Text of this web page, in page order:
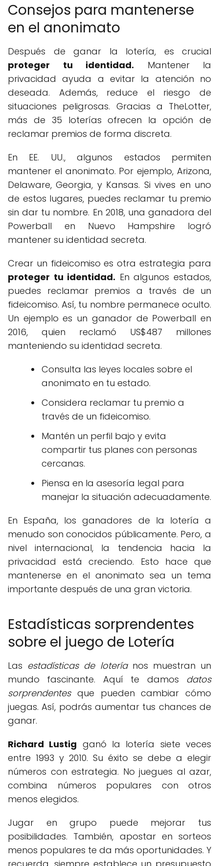
Consejos para mantenerse
en el anonimato
Después de ganar la lotería, es crucial
proteger tu identidad. Mantener la
privacidad ayuda a evitar la atención no
deseada. Además, reduce el riesgo de
situaciones peligrosas. Gracias a TheLotter,
más de 35 loterías ofrecen la opción de
reclamar premios de forma discreta.
En EE. UU., algunos estados permiten
mantener el anonimato. Por ejemplo, Arizona,
Delaware, Georgia, y Kansas. Si vives en uno
de estos lugares, puedes reclamar tu premio
sin dar tu nombre. En 2018, una ganadora del
Powerball en Nuevo Hampshire logró
mantener su identidad secreta.
Crear un fideicomiso es otra estrategia para
proteger tu identidad. En algunos estados,
puedes reclamar premios a través de un
fideicomiso. Así, tu nombre permanece oculto.
Un ejemplo es un ganador de Powerball en
2016, quien reclamó US$487 millones
manteniendo su identidad secreta.
Consulta las leyes locales sobre el
anonimato en tu estado.
Considera reclamar tu premio a
través de un fideicomiso.
Mantén un perfil bajo y evita
compartir tus planes con personas
cercanas.
Piensa en la asesoría legal para
manejar la situación adecuadamente.
En España, los ganadores de la lotería a
menudo son conocidos públicamente. Pero, a
nivel internacional, la tendencia hacia la
privacidad está creciendo. Esto hace que
mantenerse en el anonimato sea un tema
importante después de una gran victoria.
Estadísticas sorprendentes
sobre el juego de Lotería
Las estadísticas de loteríanos muestran un
mundo fascinante. Aquí te damos datos
sorprendentesque pueden cambiar cómo
juegas. Así, podrás aumentar tus chances de
ganar.
Richard Lustig ganó la lotería siete veces
entre 1993 y 2010. Su éxito se debe a elegir
números con estrategia. No juegues al azar,
combina números populares con otros
menos elegidos.
Jugar en grupo puede mejorar tus
posibilidades. También, apostar en sorteos
menos populares te da más oportunidades. Y